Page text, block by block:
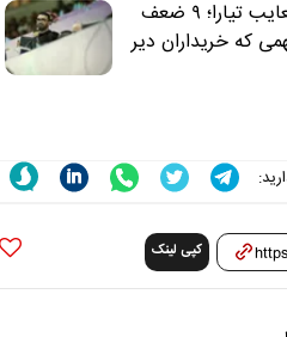
معایب تیارا؛ ۹ ضعف
که خریداران دیر
کپی لینک